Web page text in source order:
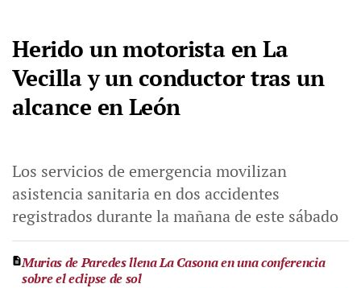
Herido un motorista en La
Vecilla y un conductor tras un
alcance en León
Los servicios de emergencia movilizan
asistencia sanitaria en dos accidentes
registrados durante la mañana de este sábado
Murias de Paredes llena La Casona en una conferencia
sobre el eclipse de sol